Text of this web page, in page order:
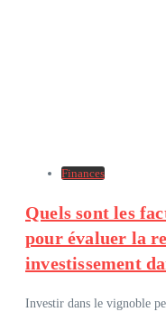
Finances
Quels sont les
pour évaluer la
investissement
Investir dans le vignoble